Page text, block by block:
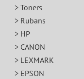
> Toners
> Rubans
> HP
> CANON
> LEXMARK
> EPSON